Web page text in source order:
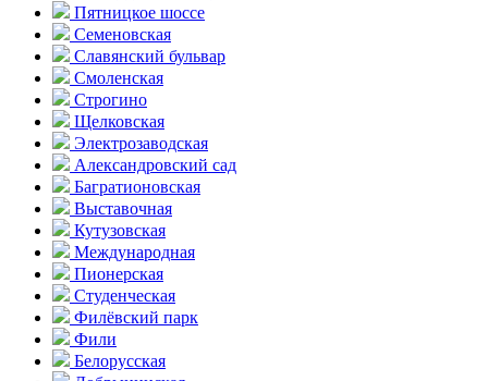
Пятницкое шоссе
Семеновская
Славянский бульвар
Смоленская
Строгино
Щелковская
Электро­заводская
Александ­ровский сад
Багратионовская
Выставочная
Кутузовская
Международная
Пионерская
Студенческая
Филёвский парк
Фили
Белорусская